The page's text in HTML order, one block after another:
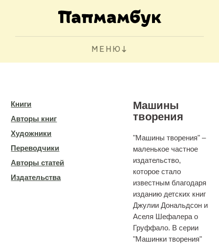
МЕНЮ
Книги
Авторы книг
Художники
Переводчики
Авторы статей
Издательства
Машины
творения
"Машины творения" –
маленькое частное
издательство,
которое стало
известным благодаря
изданию детских книг
Джулии Дональдсон и
Аселя Шефaлера о
Груффало. В серии
"Машинки творения"